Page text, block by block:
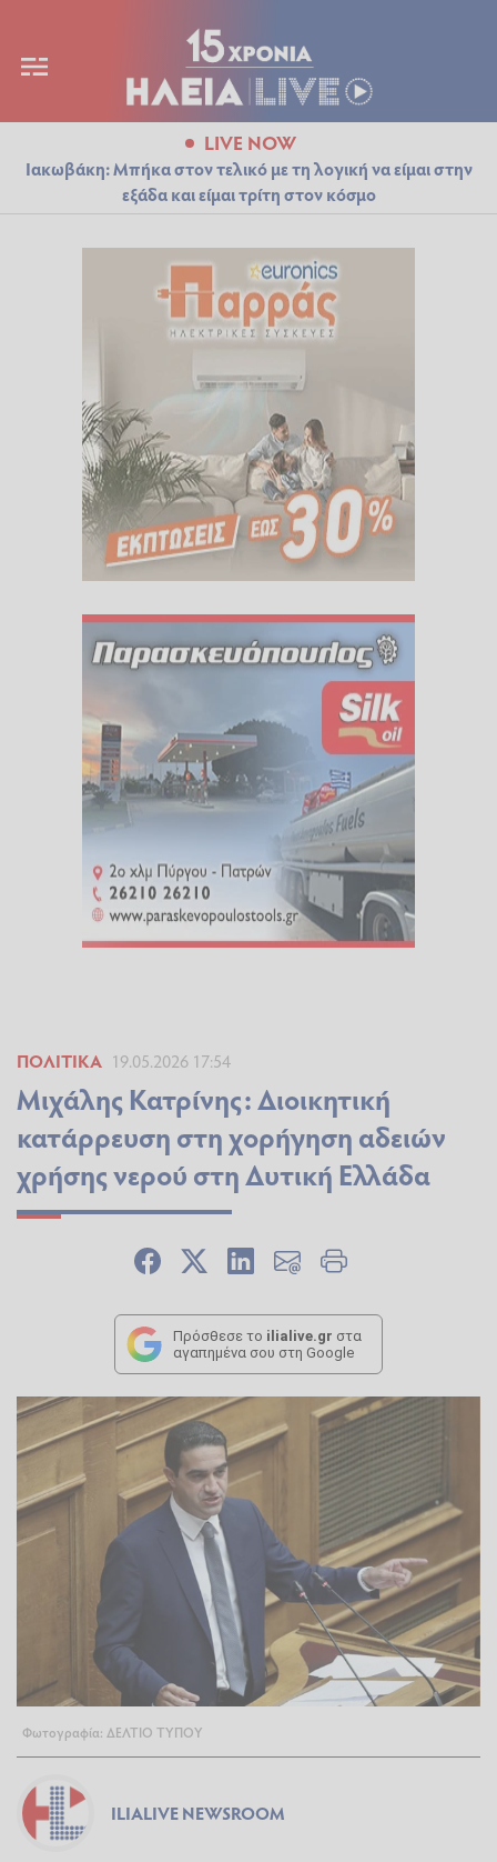
LIVE NOW
Ιακωβάκη: Μπήκα στον τελικό με τη λογική να είμαι στην
εξάδα και είμαι τρίτη στον κόσμο
ΠΟΛΙΤΙΚΆ 19.05.2026 17:54
Μιχάλης Κατρίνης: Διοικητική
κατάρρευση στη χορήγηση αδειών
χρήσης νερού στη Δυτική Ελλάδα
Πρόσθεσε το ilialive.gr στα
αγαπημένα σου στη Google
Φωτογραφία: ΔΕΛΤΙΟ ΤΥΠΟΥ
ILIALIVE NEWSROOM